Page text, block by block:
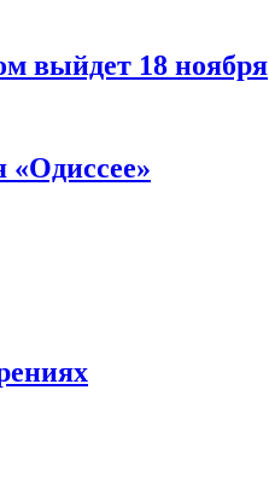
выйдет 18 ноября